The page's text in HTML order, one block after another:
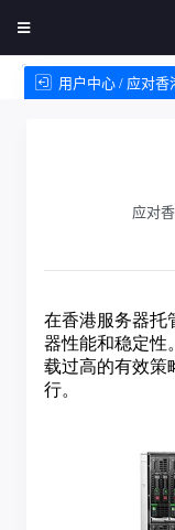
用户中心 / 应对
应对